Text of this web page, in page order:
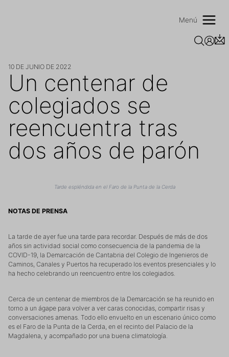
Menú
10 DE JUNIO DE 2022
Un centenar de
colegiados se
reencuentra tras
dos años de parón
Tarde espléndida en el Faro de la Punta de la Cerda
NOTAS DE PRENSA
La tarde de ayer fue una tarde para recordar. Después de más de dos
años sin actividad social como consecuencia de la pandemia de la
COVID-19, la Demarcación de Cantabria del Colegio de Ingenieros de
Caminos, Canales y Puertos ha recuperado los eventos presenciales y lo
ha hecho celebrando un reencuentro entre los colegiados.
Cerca de un centenar de miembros de la Demarcación se ha reunido en
torno a un ágape para volver a ver caras conocidas, compartir risas y
conversaciones amenas. Todo ello envuelto en un escenario único como
es el Faro de la Punta de la Cerda, en el recinto del Palacio de la
Magdalena, y acompañado por una buena climatología.